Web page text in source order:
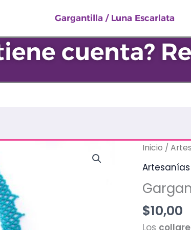
Gargantilla / Luna Escarlata
cuenta?
Inicio /
$10,00
Los
Gargantilla
/
Escarlata
cantidad